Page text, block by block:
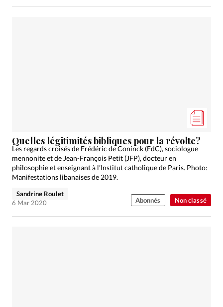
Dossier
Eglises Foi Génération réveil
Monde
Non classé
Quelles légitimités bibliques pour la révolte?
Les regards croisés de Frédéric de Coninck (FdC), sociologue
mennonite et de Jean-François Petit (JFP), docteur en
philosophie et enseignant à l’Institut catholique de Paris. Photo:
Manifestations libanaises de 2019.
Sandrine Roulet
6 Mar 2020
Abonnés